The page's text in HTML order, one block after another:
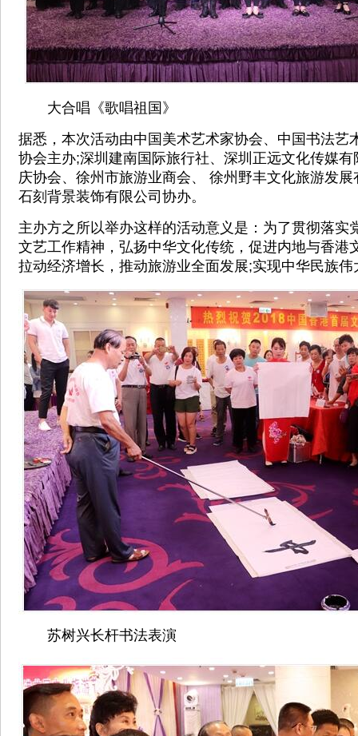
大合唱《歌唱祖国》
据悉，本次活动由中国美术艺术家协会、中国书法艺
协会主办;深圳建南国际旅行社、深圳正远文化传媒
庆协会、徐州市旅游业商会、 徐州野丰文化旅游发
石刻背景装饰有限公司协办。
主办方之所以举办这样的活动意义是：为了贯彻落实
文艺工作精神，弘扬中华文化传统，促进内地与香港
拉动经济增长，推动旅游业全面发展;实现中华民族
苏树兴长杆书法表演